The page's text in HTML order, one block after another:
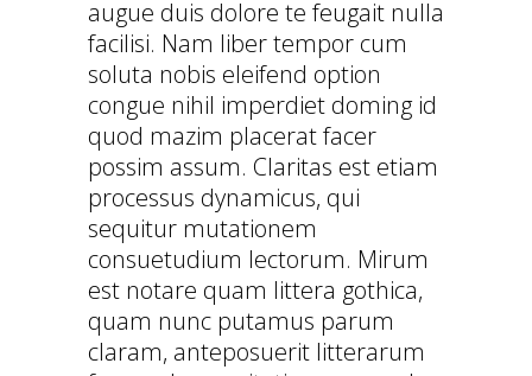
augue duis dolore te feugait nulla
facilisi. Nam liber tempor cum
soluta nobis eleifend option
congue nihil imperdiet doming id
quod mazim placerat facer
possim assum. Claritas est etiam
processus dynamicus, qui
sequitur mutationem
consuetudium lectorum. Mirum
est notare quam littera gothica,
quam nunc putamus parum
claram, anteposuerit litterarum